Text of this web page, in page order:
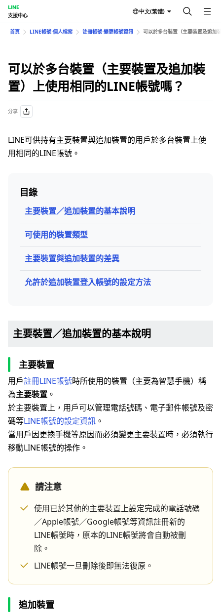
LINE
支援中心
中文(繁體)
首頁 LINE帳號⋅個人檔案 註冊帳號⋅變更帳號資訊 可以於多台裝置（主要裝置及追加
可以於多台裝置（主要裝置及追加裝
置）上使用相同的LINE帳號嗎？
分享
LINE可供持有主要裝置與追加裝置的用戶於多台裝置上使
用相同的LINE帳號。
目錄
主要裝置／追加裝置的基本說明
可使用的裝置類型
主要裝置與追加裝置的差異
允許於追加裝置登入帳號的設定方法
主要裝置／追加裝置的基本說明
主要裝置
用戶註冊LINE帳號時所使用的裝置（主要為智慧手機）稱
為主要裝置 。
於主要裝置上，用戶可以管理電話號碼、電子郵件帳號及密
碼等LINE帳號的設定資訊 。
當用戶因更換手機等原因而必須變更主要裝置時，必須執行
移動LINE帳號的操作。
請注意
使用已於其他的主要裝置上設定完成的電話號碼
／Apple帳號／Google帳號等資訊註冊新的
LINE帳號時，原本的LINE帳號將會自動被刪
除。
LINE帳號一旦刪除後即無法復原。
追加裝置